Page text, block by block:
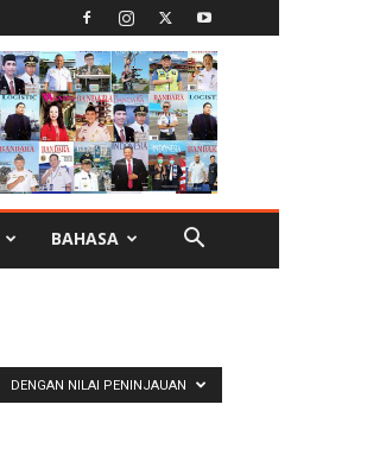
BAHASA
DENGAN NILAI PENINJAUAN